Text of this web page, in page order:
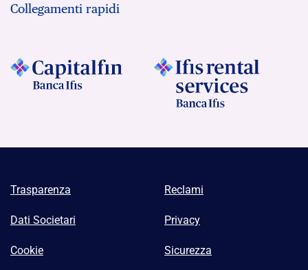
Collegamenti rapidi
Trasparenza Reclami
Dati Societari Privacy
Cookie Sicurezza